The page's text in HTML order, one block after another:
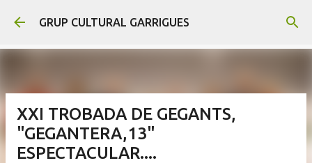
Salta al contingut principal
GRUP CULTURAL GARRIGUES
XXI TROBADA DE GEGANTS,
"GEGANTERA,13"
ESPECTACULAR....